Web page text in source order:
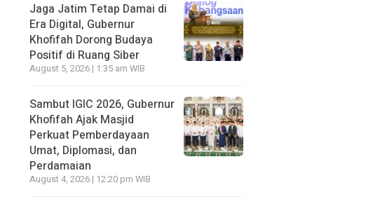
Jaga Jatim Tetap Damai di
Era Digital, Gubernur
Khofifah Dorong Budaya
Positif di Ruang Siber
August 5, 2026 | 1:35 am WIB
Sambut IGIC 2026, Gubernur
Khofifah Ajak Masjid
Perkuat Pemberdayaan
Umat, Diplomasi, dan
Perdamaian
August 4, 2026 | 12:20 pm WIB